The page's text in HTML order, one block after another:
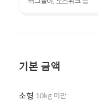
기본 금액
소형 10kg 미만